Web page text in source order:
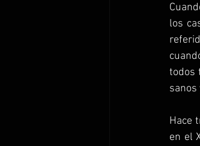
los
todos
sanos
Hace
en el